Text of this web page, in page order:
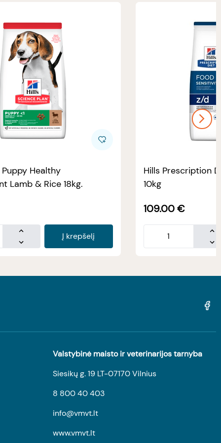
Healthy
Lamb & Rice 18kg.
Į krepšelį
Hills Prescription
10kg
109.00 €
Valstybinė maisto ir veterinarijos tarnyba
Siesikų g. 19 LT-07170 Vilnius
8 800 40 403
info@vmvt.lt
www.vmvt.lt